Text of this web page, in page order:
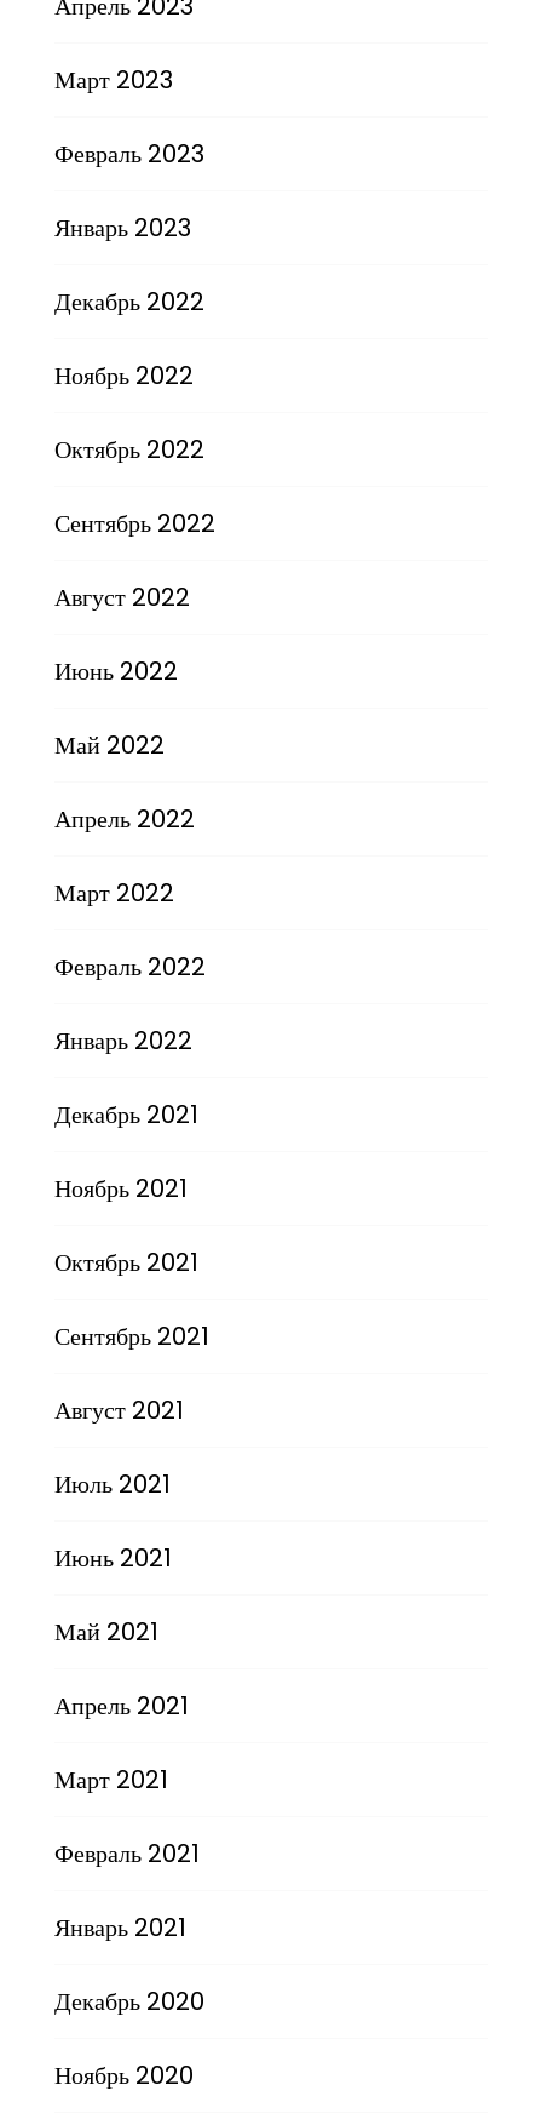
Март 2023
Февраль 2023
Январь 2023
Декабрь 2022
Ноябрь 2022
Октябрь 2022
Сентябрь 2022
Август 2022
Июнь 2022
Май 2022
Апрель 2022
Март 2022
Февраль 2022
Январь 2022
Декабрь 2021
Ноябрь 2021
Октябрь 2021
Сентябрь 2021
Август 2021
Июль 2021
Июнь 2021
Май 2021
Апрель 2021
Март 2021
Февраль 2021
Январь 2021
Декабрь 2020
Ноябрь 2020